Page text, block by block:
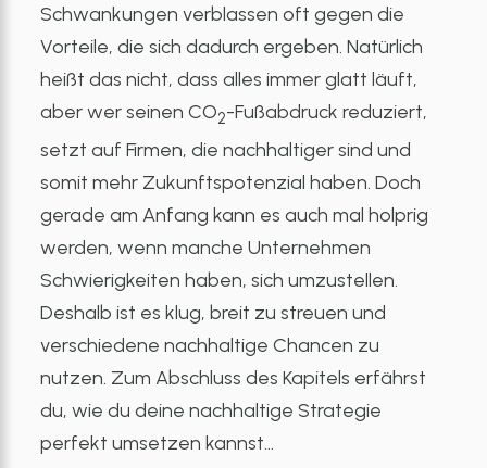
Schwankungen verblassen oft gegen die
Vorteile, die sich dadurch ergeben. Natürlich
heißt das nicht, dass alles immer glatt läuft,
aber wer seinen CO2-Fußabdruck reduziert,
setzt auf Firmen, die nachhaltiger sind und
somit mehr Zukunftspotenzial haben. Doch
gerade am Anfang kann es auch mal holprig
werden, wenn manche Unternehmen
Schwierigkeiten haben, sich umzustellen.
Deshalb ist es klug, breit zu streuen und
verschiedene nachhaltige Chancen zu
nutzen. Zum Abschluss des Kapitels erfährst
du, wie du deine nachhaltige Strategie
perfekt umsetzen kannst…